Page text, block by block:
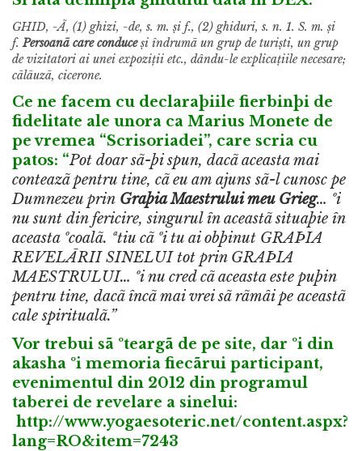
GHID, -Ã, (1) ghizi, -de, s. m. și f., (2) ghiduri, s. n. 1. S. m. și
f.Persoanã care conduceși îndrumã un grup de turiști, un grup
de vizitatori ai unei expoziții etc., dându-le explicațiile necesare;
cãlãuzã, cicerone.
Ce ne facem cu declaraþiile fierbinþi de
fidelitate ale unora ca Marius Monete de
pe vremea “Scrisoriadei”, care scria cu
patos: “Pot doar sã-þi spun, dacã aceasta mai
conteazã pentru tine, cã eu am ajuns sã-l cunosc pe
Dumnezeu prin Graþia Maestrului meu Grieg… ºi
nu sunt din fericire, singurul în aceastã situaþie în
aceasta ºcoalã. ªtiu cã ºi tu ai obþinut GRAÞIA
REVELÃRII SINELUI tot prin GRAÞIA
MAESTRULUI… ºi nu cred cã aceasta este puþin
pentru tine, dacã încã mai vrei sã rãmâi pe aceastã
cale spiritualã.”
Vor trebui sã ºteargã de pe site, dar ºi din
akasha ºi memoria fiecãrui participant,
evenimentul din 2012 din programul
taberei de revelare a sinelui:
http://www.yogaesoteric.net/content.aspx?
lang=RO&item=7243